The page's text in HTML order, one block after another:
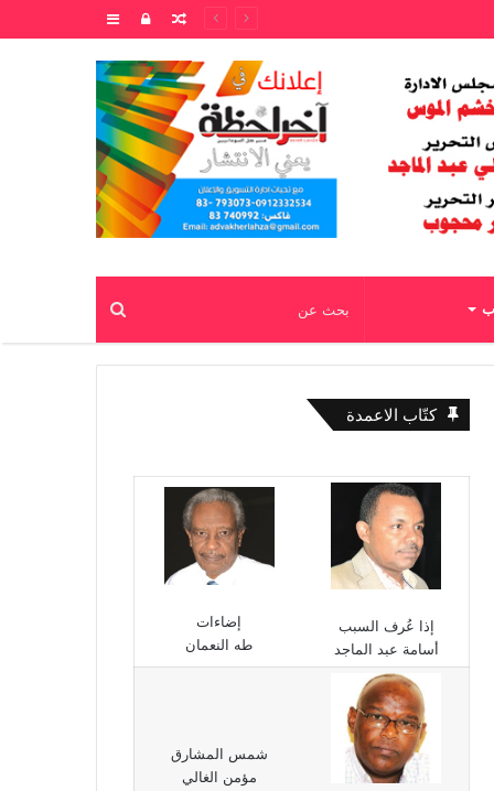
عمود
جانبي
تسجيل
الدخول
مقال
عشوائي
كتّاب الاعمدة
إذا عُرف السبب
أسامة عبد الماجد
إضاءات
طه النعمان
شمس المشارق
مؤمن الغالي